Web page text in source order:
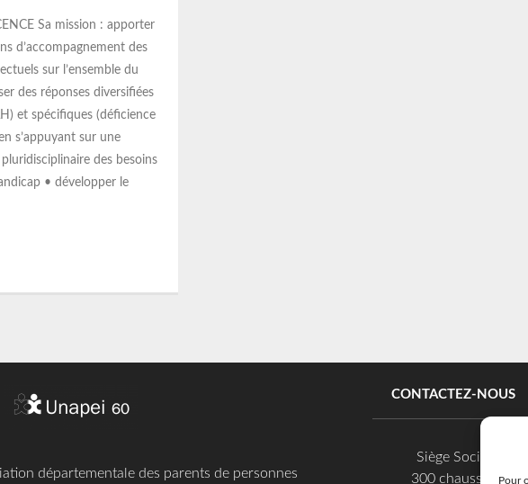
Pour
Sa mission : apporter
d’accompagnement des
sur l’ensemble du
des réponses diversifiées
et spécifiques (déficience
s’appuyant sur une
des besoins
• développer le
départementale des parents de personnes
CONTACTEZ-NOUS
Siège Social
300 chaussée